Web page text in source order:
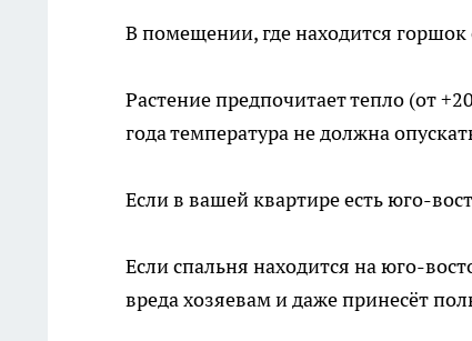
В помещении, где находится
Растение предпочитает тепло (от
года температура не должна
Если в вашей квартире есть юго-
Если спальня находится на юго-
вреда хозяевам и даже принесёт